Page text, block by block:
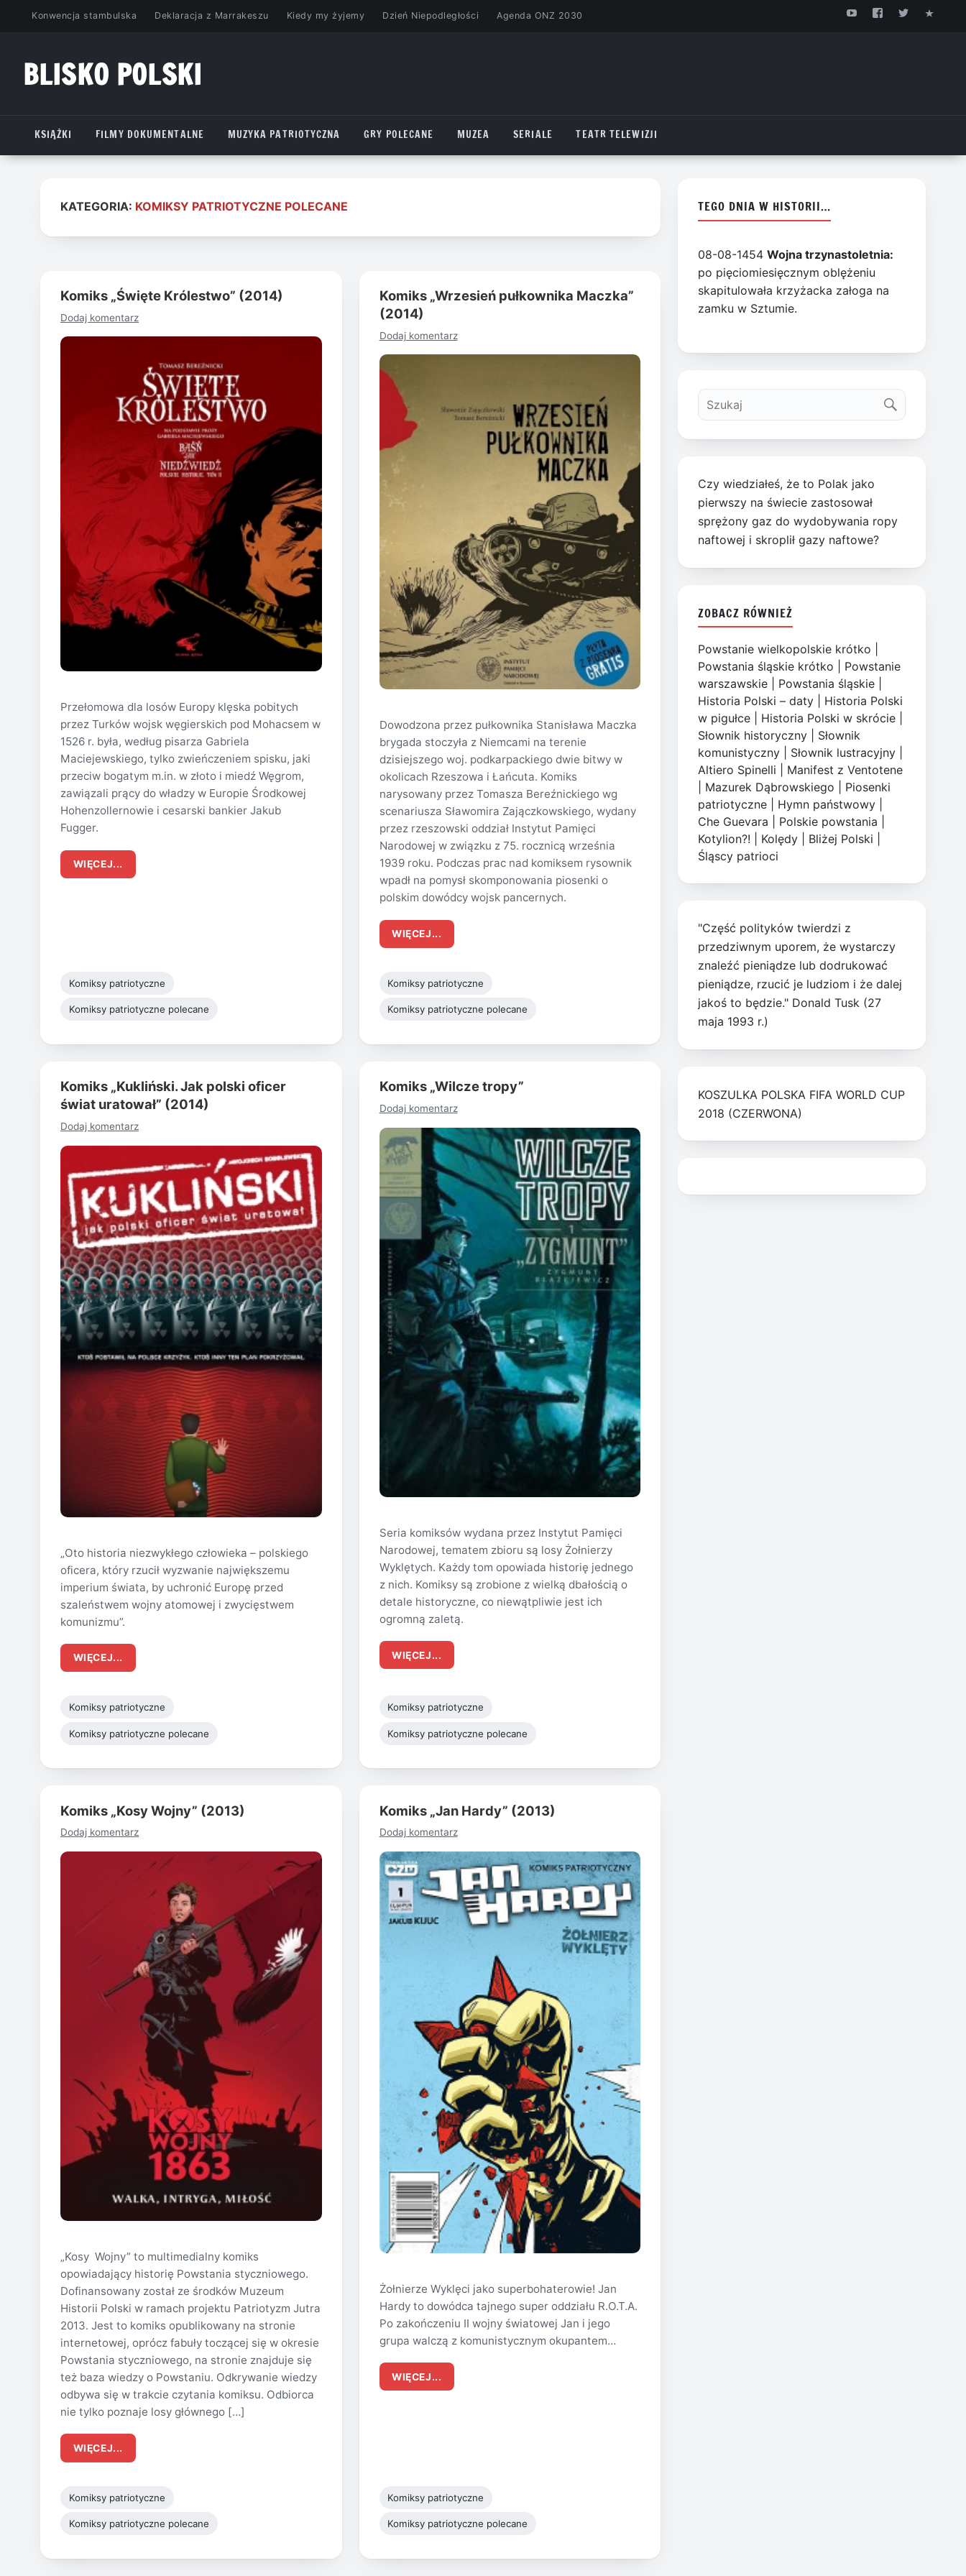
PrzejdźKonwencja stambulska Deklaracja z Marrakeszu Kiedy my żyjemy Dzień Niepodległości Agenda ONZ 2030
BLISKO POLSKI
KSIĄŻKI
FILMY DOKUMENTALNE MUZYKA PATRIOTYCZNA GRY POLECANE MUZEA SERIALE TEATR TELEWIZJI
KATEGORIA: KOMIKSY PATRIOTYCZNE POLECANE
Komiks „Święte Królestwo” (2014)
Dodaj komentarz
Przełomowa dla losów Europy klęska pobitych
przez Turków wojsk węgierskich pod Mohacsem w
1526 r. była, według pisarza Gabriela
Maciejewskiego, tylko zwieńczeniem spisku, jaki
przeciw bogatym m.in. w złoto i miedź Węgrom,
zawiązali prący do władzy w Europie Środkowej
Hohenzollernowie i cesarski bankier Jakub
Fugger.
WIĘCEJ...
Komiksy patriotyczne
Komiksy patriotyczne polecane
Komiks „Wrzesień pułkownika Maczka”
(2014)
Dodaj komentarz
Dowodzona przez pułkownika Stanisława Maczka
brygada stoczyła z Niemcami na terenie
dzisiejszego woj. podkarpackiego dwie bitwy w
okolicach Rzeszowa i Łańcuta. Komiks
narysowany przez Tomasza Bereźnickiego wg
scenariusza Sławomira Zajączkowskiego, wydany
przez rzeszowski oddział Instytut Pamięci
Narodowej w związku z 75. rocznicą września
1939 roku. Podczas prac nad komiksem rysownik
wpadł na pomysł skomponowania piosenki o
polskim dowódcy wojsk pancernych.
WIĘCEJ...
Komiksy patriotyczne
Komiksy patriotyczne polecane
Komiks „Kukliński. Jak polski oficer
świat uratował” (2014)
Dodaj komentarz
„Oto historia niezwykłego człowieka – polskiego
oficera, który rzucił wyzwanie największemu
imperium świata, by uchronić Europę przed
szaleństwem wojny atomowej i zwycięstwem
komunizmu”.
WIĘCEJ...
Komiksy patriotyczne
Komiksy patriotyczne polecane
Komiks „Wilcze tropy”
Dodaj komentarz
Seria komiksów wydana przez Instytut Pamięci
Narodowej, tematem zbioru są losy Żołnierzy
Wyklętych. Każdy tom opowiada historię jednego
z nich. Komiksy są zrobione z wielką dbałością o
detale historyczne, co niewątpliwie jest ich
ogromną zaletą.
WIĘCEJ...
Komiksy patriotyczne
Komiksy patriotyczne polecane
Komiks „Kosy Wojny” (2013)
Dodaj komentarz
„Kosy Wojny” to multimedialny komiks
opowiadający historię Powstania styczniowego.
Dofinansowany został ze środków Muzeum
Historii Polski w ramach projektu Patriotyzm Jutra
2013. Jest to komiks opublikowany na stronie
internetowej, oprócz fabuły toczącej się w okresie
Powstania styczniowego, na stronie znajduje się
też baza wiedzy o Powstaniu. Odkrywanie wiedzy
odbywa się w trakcie czytania komiksu. Odbiorca
nie tylko poznaje losy głównego […]
WIĘCEJ...
Komiksy patriotyczne
Komiksy patriotyczne polecane
Komiks „Jan Hardy” (2013)
Dodaj komentarz
Żołnierze Wyklęci jako superbohaterowie! Jan
Hardy to dowódca tajnego super oddziału R.O.T.A.
Po zakończeniu II wojny światowej Jan i jego
grupa walczą z komunistycznym okupantem…
WIĘCEJ...
Komiksy patriotyczne
Komiksy patriotyczne polecane
TEGO DNIA W HISTORII…
08-08-1454Wojna trzynastoletnia:
po pięciomiesięcznym oblężeniu
skapitulowała krzyżacka załoga na
zamku w Sztumie.
Czy wiedziałeś, że to Polak jako
pierwszy na świecie zastosował
sprężony gaz do wydobywania ropy
naftowej i skroplił gazy naftowe?
ZOBACZ RÓWNIEŻ
Powstanie wielkopolskie krótko
Powstania śląskie krótko
Powstanie
warszawskie
Powstania śląskie
Historia Polski – daty
Historia Polski
w pigułce
Historia Polski w skrócie
Słownik historyczny
Słownik
komunistyczny
Słownik lustracyjny
Altiero Spinelli
Manifest z Ventotene
Mazurek Dąbrowskiego
Piosenki
patriotyczne
Hymn państwowy
Che Guevara
Polskie powstania
Kotylion?!
Kolędy Bliżej Polski
Śląscy patrioci
"Część polityków twierdzi z
przedziwnym uporem, że wystarczy
znaleźć pieniądze lub dodrukować
pieniądze, rzucić je ludziom i że dalej
jakoś to będzie." Donald Tusk (27
maja 1993 r.)
KOSZULKA POLSKA FIFA WORLD CUP
2018 (CZERWONA)